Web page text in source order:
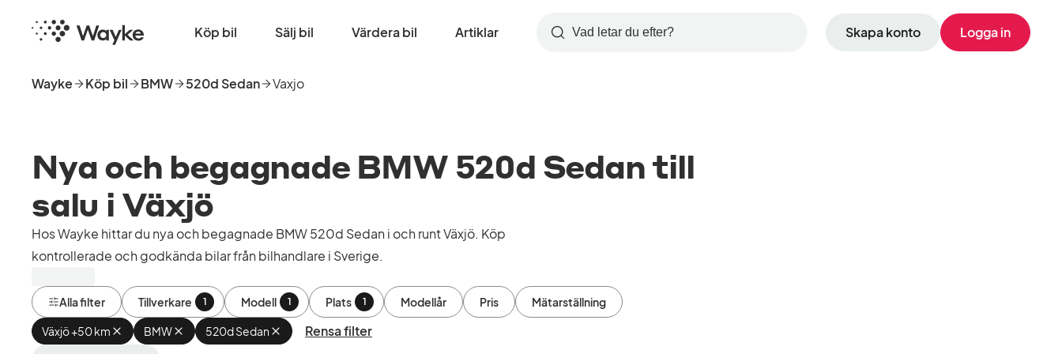
huvudinnehåll
Startsida Köp bil Sälj bil Värdera bil Artiklar Skapa konto Logga in
Sök
Wayke Köp bil BMW 520d Sedan Vaxjo
Nya och begagnade BMW 520d Sedan till
salu i Växjö
Hos Wayke hittar du nya och begagnade BMW 520d Sedan i och runt Växjö. Köp
kontrollerade och godkända bilar från bilhandlare i Sverige.
Alla filter Tillverkare 1 Modell 1 Plats 1 Modellår Pris Mätarställning
Växjö +50 km Ta
bort
BMW Ta
bort
520d Sedan Ta
bort
Rensa filter